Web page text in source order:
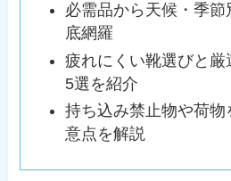
必需品から天候・季
底網羅
疲れにくい靴選びと
5選を紹介
持ち込み禁止物や荷
意点を解説